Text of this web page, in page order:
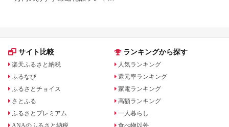
サイト比較
楽天ふるさと納税
ふるなび
ふるさとチョイス
さとふる
ふるさとプレミアム
ANAのふるさと納税
ランキングから探す
人気ランキング
還元率ランキング
家電ランキング
高額ランキング
一人暮らし
食べ物以外